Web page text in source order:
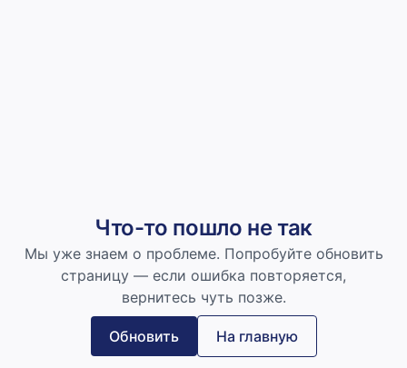
Что-то пошло не так
Мы уже знаем о проблеме. Попробуйте обновить
страницу — если ошибка повторяется,
вернитесь чуть позже.
Обновить На главную